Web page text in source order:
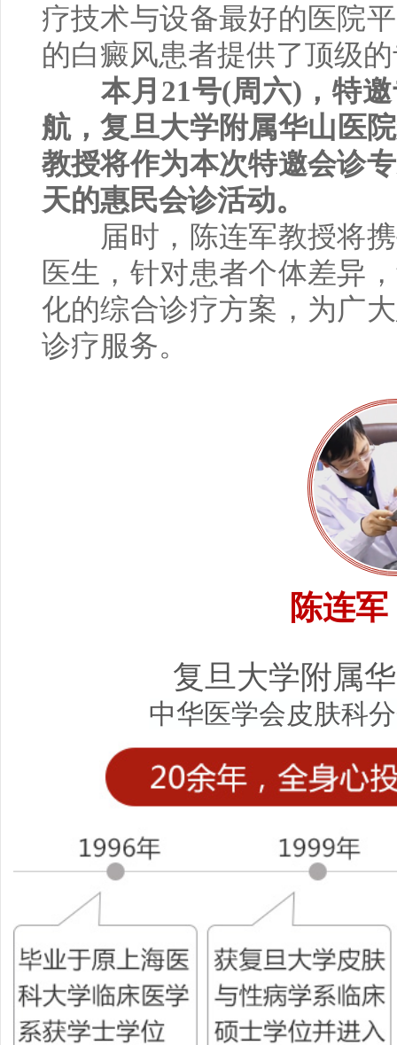
疗技术与设备最好的医院
的白癜风患者提供了顶级
本月21号(周六)，特
航，复旦大学附属华山医
教授将作为本次特邀会诊
天的惠民会诊活动。
届时，陈连军教授将携
医生，针对患者个体差异
化的综合诊疗方案，为广
诊疗服务。
陈连
复旦大学附属
中华医学会皮肤科